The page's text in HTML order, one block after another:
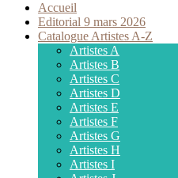
Accueil
Editorial 9 mars 2026
Catalogue Artistes A-Z
Artistes A
Artistes B
Artistes C
Artistes D
Artistes E
Artistes F
Artistes G
Artistes H
Artistes I